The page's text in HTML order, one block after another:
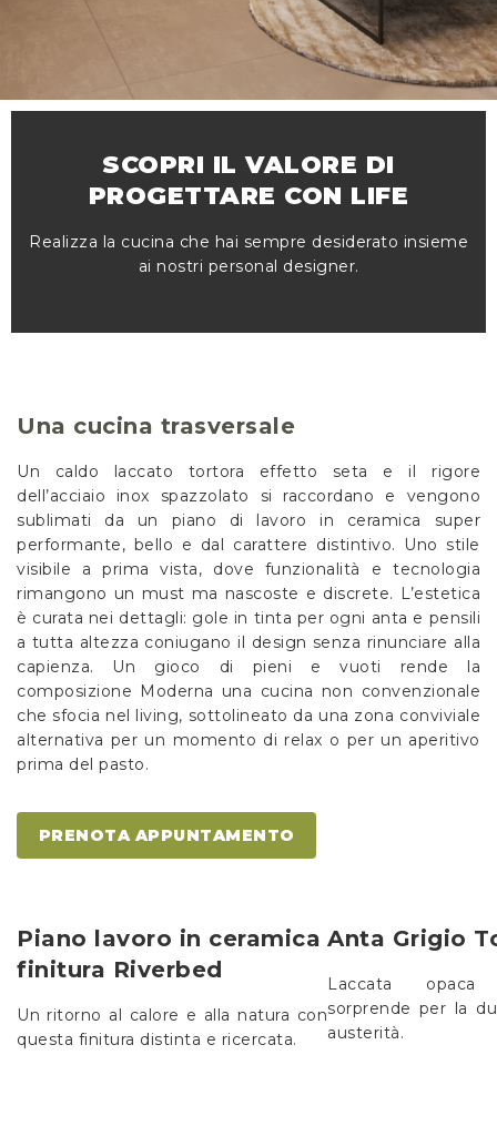
SCOPRI IL VALORE DI
PROGETTARE CON LIFE
Realizza la cucina che hai sempre desiderato insieme
ai nostri personal designer.
Una cucina trasversale
Un caldo laccato tortora effetto seta e il rigore
dell’acciaio inox spazzolato si raccordano e vengono
sublimati da un piano di lavoro in ceramica super
performante, bello e dal carattere distintivo. Uno stile
visibile a prima vista, dove funzionalità e tecnologia
rimangono un must ma nascoste e discrete. L’estetica
è curata nei dettagli: gole in tinta per ogni anta e pensili
a tutta altezza coniugano il design senza rinunciare alla
capienza. Un gioco di pieni e vuoti rende la
composizione Moderna una cucina non convenzionale
che sfocia nel living, sottolineato da una zona conviviale
alternativa per un momento di relax o per un aperitivo
prima del pasto.
PRENOTA APPUNTAMENTO
Piano lavoro in ceramica
finitura Riverbed
Un ritorno al calore e alla natura con
questa finitura distinta e ricercata.
Anta Grigio
Laccata
sorprende per la
austerità.